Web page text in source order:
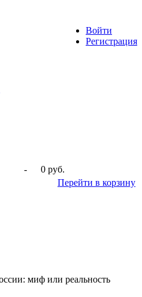
Войти
Регистрация
-
0 руб.
Перейти в корзину